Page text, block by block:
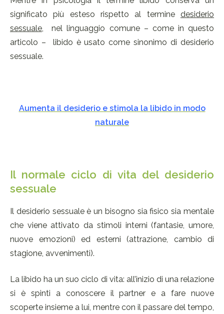
significato più esteso rispetto al termine desiderio
sessuale, nel linguaggio comune – come in questo
articolo – libido è usato come sinonimo di desiderio
sessuale.
Aumenta il desiderio e stimola la libido in modo
naturale
Il normale ciclo di vita del desiderio
sessuale
Il desiderio sessuale è un bisogno sia fisico sia mentale
che viene attivato da stimoli interni (fantasie, umore,
nuove emozioni) ed esterni (attrazione, cambio di
stagione, avvenimenti).
La libido ha un suo ciclo di vita: all’inizio di una relazione
si è spinti a conoscere il partner e a fare nuove
scoperte insieme a lui, mentre con il passare del tempo,